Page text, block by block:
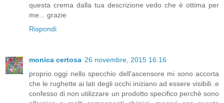
questa crema dalla tua descrizione vedo che è ottima per
me... grazie
Rispondi
monica certosa 26 novembre, 2015 16:16
proprio oggi nello specchio dell'ascensore mi sono accorta
che le rughette ai lati degli occhi iniziano ad essere visibili..e
confesso di non utilizzare un prodotto specifico perchè sono